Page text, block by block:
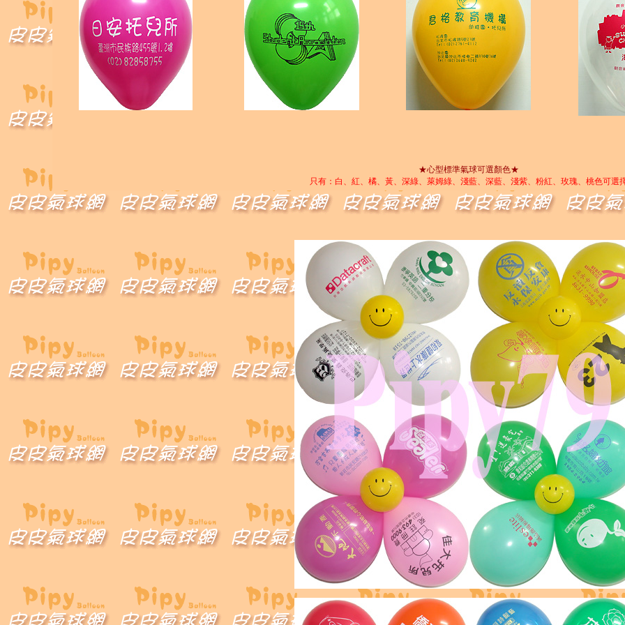
★心型標準氣球可選顏色★
只有：白、紅、橘、黃、深綠、萊姆綠、淺藍、深藍、淺紫、粉紅、玫瑰、桃色可選